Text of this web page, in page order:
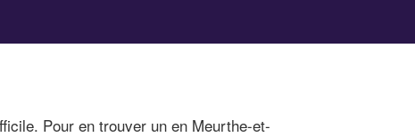
Pour en trouver un en Meurthe-et-